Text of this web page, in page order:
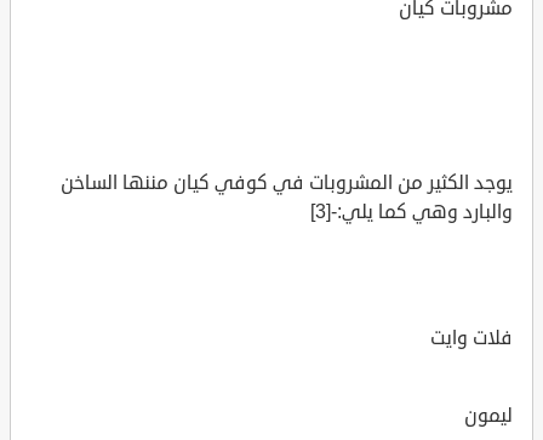
مشروبات كيان
يوجد الكثير من المشروبات في كوفي كيان مننها الساخن
والبارد وهي كما يلي:-[3]
فلات وايت
ليمون